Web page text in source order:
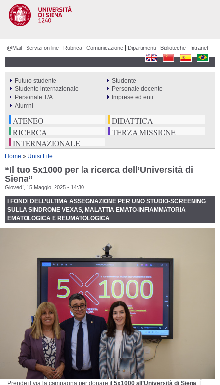
@Mail Servizi on line Rubrica Comunicazione Dipartimenti Biblioteche Intranet
ATENEO
DIDATTICA
RICERCA
TERZA MISSIONE
INTERNAZIONALE
PERCORSI
Futuro studente
Studente
Studente internazionale
Personale docente
Personale T/A
Imprese ed enti
Alumni
Tu sei qui
Home » Unisi Life
“Il tuo 5x1000 per la ricerca dell’Università di
Siena”
Giovedì, 15 Maggio, 2025 - 14:30
I FONDI DELL’ULTIMA ASSEGNAZIONE PER UNO STUDIO-SCREENING
SULLA SINDROME VEXAS, MALATTIA EMATO-INFIAMMATORIA
EMATOLOGICA E REUMATOLOGICA
Prende il via la campagna per donare il 5x1000 all’Università di Siena . È